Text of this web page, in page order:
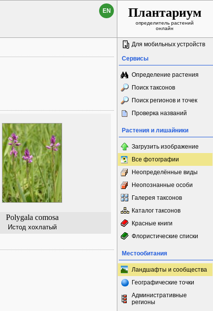
EN Плантариум
определитель растений
онлайн
Polygala comosa
Истод хохлатый
Для мобильных устройств
Сервисы
Определение растения
Поиск таксонов
Поиск регионов и точек
Проверка названий
Растения и лишайники
Загрузить изображение
Все фотографии
Неопределённые виды
Неопознанные особи
Галерея таксонов
Каталог таксонов
Красные книги
Флористические списки
Местообитания
Ландшафты и сообщества
Географические точки
Административные
регионы